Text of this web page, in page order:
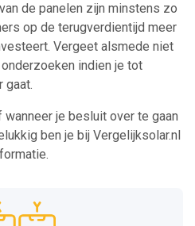
de panelen zijn minstens zo
op de terugverdientijd meer
Vergeet alsmede niet
indien je tot
gaat.
wanneer je besluit over te gaan
ben je bij Vergelijksolar.nl